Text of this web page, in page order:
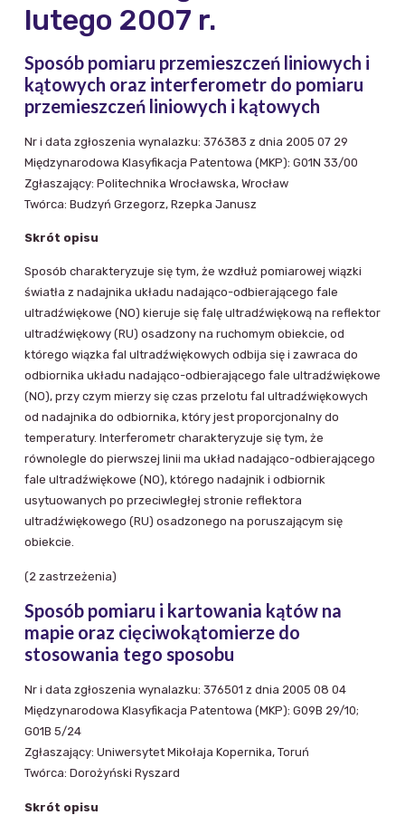
lutego 2007 r.
Sposób pomiaru przemieszczeń liniowych i
kątowych oraz interferometr do pomiaru
przemieszczeń liniowych i kątowych
Nr i data zgłoszenia wynalazku: 376383 z dnia 2005 07 29
Międzynarodowa Klasyfikacja Patentowa (MKP): G01N 33/00
Zgłaszający: Politechnika Wrocławska, Wrocław
Twórca: Budzyń Grzegorz, Rzepka Janusz
Skrót opisu
Sposób charakteryzuje się tym, że wzdłuż pomiarowej wiązki
światła z nadajnika układu nadająco-odbierającego fale
ultradźwiękowe (NO) kieruje się falę ultradźwiękową na reflektor
ultradźwiękowy (RU) osadzony na ruchomym obiekcie, od
którego wiązka fal ultradźwiękowych odbija się i zawraca do
odbiornika układu nadająco-odbierającego fale ultradźwiękowe
(NO), przy czym mierzy się czas przelotu fal ultradźwiękowych
od nadajnika do odbiornika, który jest proporcjonalny do
temperatury. Interferometr charakteryzuje się tym, że
równolegle do pierwszej linii ma układ nadająco-odbierającego
fale ultradźwiękowe (NO), którego nadajnik i odbiornik
usytuowanych po przeciwległej stronie reflektora
ultradźwiękowego (RU) osadzonego na poruszającym się
obiekcie.
(2 zastrzeżenia)
Sposób pomiaru i kartowania kątów na
mapie oraz cięciwokątomierze do
stosowania tego sposobu
Nr i data zgłoszenia wynalazku: 376501 z dnia 2005 08 04
Międzynarodowa Klasyfikacja Patentowa (MKP): G09B 29/10;
G01B 5/24
Zgłaszający: Uniwersytet Mikołaja Kopernika, Toruń
Twórca: Dorożyński Ryszard
Skrót opisu